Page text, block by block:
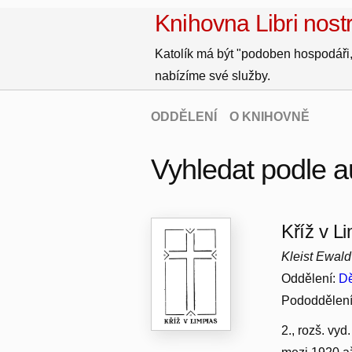
Knihovna Libri
Katolík má být "podoben
nabízíme své služby.
ODDĚLENÍ O KNIHOVNĚ
Vyhledat podle
Kříž v
Kleist
Oddělení:
2., rozš.